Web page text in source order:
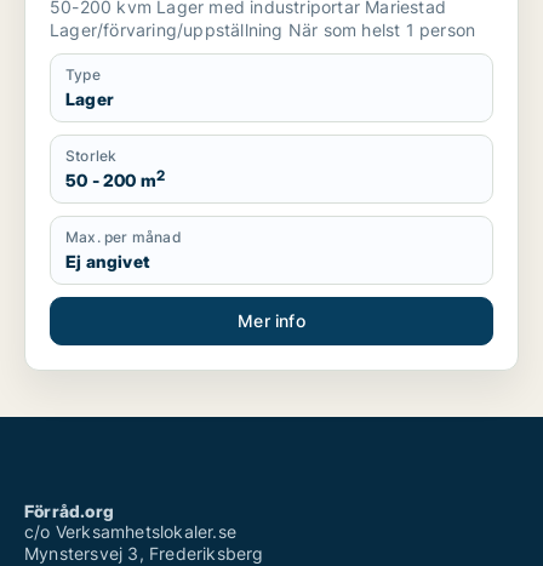
50-200 kvm Lager med industriportar Mariestad
Lager/förvaring/uppställning När som helst 1 person
Type
Lager
Storlek
50 - 200 m2
Max. per månad
Ej angivet
Mer info
Förråd.org
c/o Verksamhetslokaler.se
Mynstersvej 3, Frederiksberg